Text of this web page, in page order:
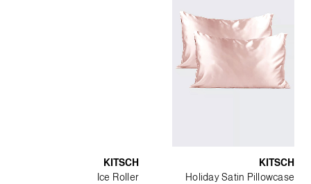
KITSCH
Holiday Satin Pillowcase
KITSCH
Ice Roller